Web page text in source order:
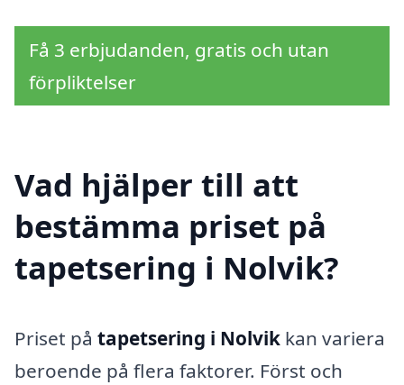
Få 3 erbjudanden, gratis och utan
förpliktelser
Vad hjälper till att
bestämma priset på
tapetsering i Nolvik?
Priset på tapetsering i Nolvik kan variera
beroende på flera faktorer. Först och